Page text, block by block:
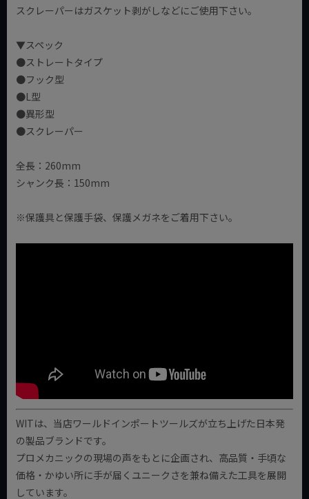
スクレーパーはガスケット剥がしなどにご使用下さい。
▼スペック
●ストレートタイプ
●フック型
●L型
●異形型
●スクレーパー
全長：260mm
シャンク長：150mm
※保護具と保護手袋、保護メガネをご着用下さい。
WITは、当店ワールドインポートツールズが立ち上げた日本発
の製品ブランドです。
プロメカニックの現場の声をもとに企画され、高品質・手頃な
価格・かゆい所に手が届くユニークさを兼ね備えた工具を展開
しています。